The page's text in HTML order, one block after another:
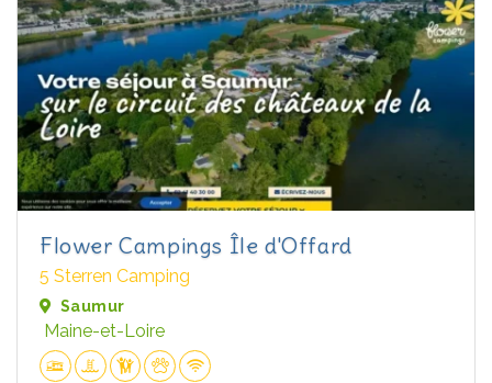
Flower Campings Île d'Offard
5 Sterren Camping
Saumur
Maine-et-Loire